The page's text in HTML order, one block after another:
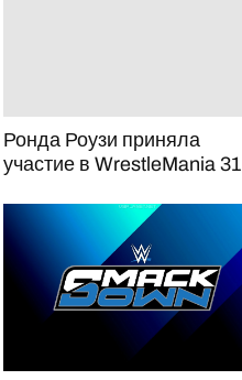
Ронда Роузи приняла
участие в WrestleMania 31